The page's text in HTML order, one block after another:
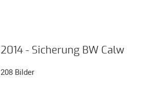
2014 - Sicherung BW Calw
208 Bilder